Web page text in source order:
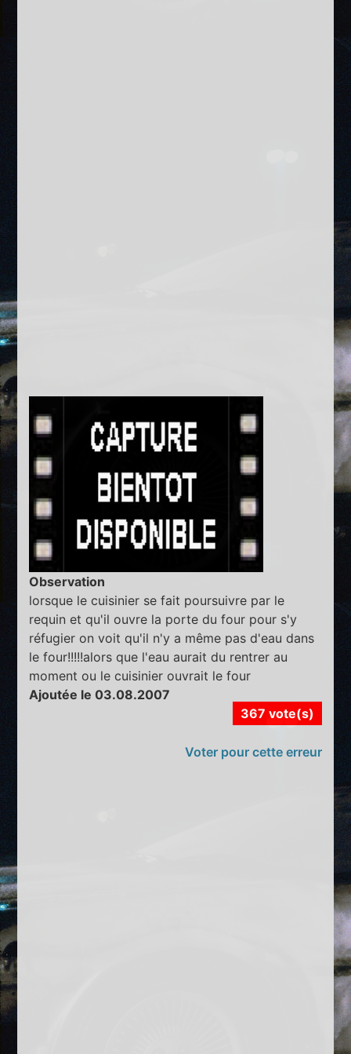
Observation
lorsque le cuisinier se fait poursuivre par le
requin et qu'il ouvre la porte du four pour s'y
réfugier on voit qu'il n'y a même pas d'eau dans
le four!!!!!alors que l'eau aurait du rentrer au
moment ou le cuisinier ouvrait le four
Ajoutée le 03.08.2007
367 vote(s)
Voter pour cette erreur